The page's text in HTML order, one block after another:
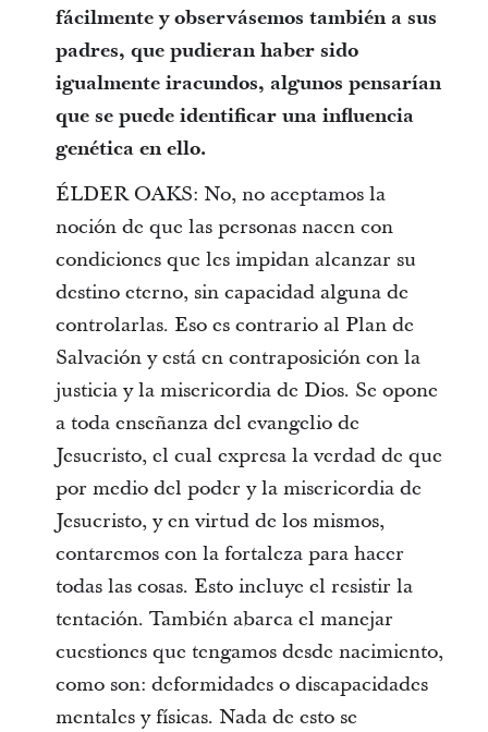
fácilmente y observásemos también a sus
padres, que pudieran haber sido
igualmente iracundos, algunos pensarían
que se puede identificar una influencia
genética en ello.
ÉLDER OAKS: No, no aceptamos la
noción de que las personas nacen con
condiciones que les impidan alcanzar su
destino eterno, sin capacidad alguna de
controlarlas. Eso es contrario al Plan de
Salvación y está en contraposición con la
justicia y la misericordia de Dios. Se opone
a toda enseñanza del evangelio de
Jesucristo, el cual expresa la verdad de que
por medio del poder y la misericordia de
Jesucristo, y en virtud de los mismos,
contaremos con la fortaleza para hacer
todas las cosas. Esto incluye el resistir la
tentación. También abarca el manejar
cuestiones que tengamos desde nacimiento,
como son: deformidades o discapacidades
mentales y físicas. Nada de esto se